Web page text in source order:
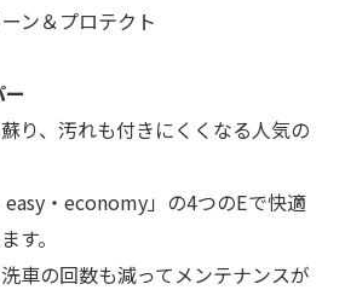
ン＆プロテクト
り、汚れも付きにくくなる人気の
easy・economy」の4つのEで快適
す。
車の回数も減ってメンテナンスが